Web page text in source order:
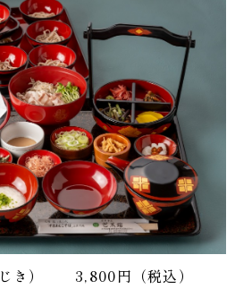
じき） 3,800円（税込）